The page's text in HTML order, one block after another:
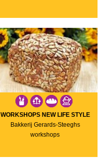
WORKSHOPS NEW LIFE STYLE
Bakkerij Gerards-Steeghs
workshops